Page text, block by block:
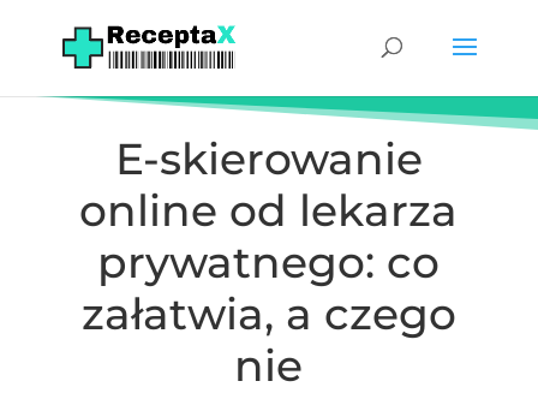
E-skierowanie
online od lekarza
prywatnego: co
załatwia, a czego
nie